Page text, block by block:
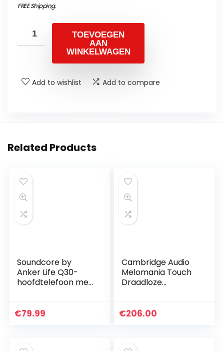
FREE Shipping.
TOEVOEGEN
AAN
WINKELWAGEN
Add to wishlist Add to compare
Related Products
Soundcore by
Anker Life Q30-
hoofdtelefoon met
en meerdere modi,
€79.99
Cambridge Audio
Melomania Touch
Draadloze
Bluetooth 5.0 In-
€206.00